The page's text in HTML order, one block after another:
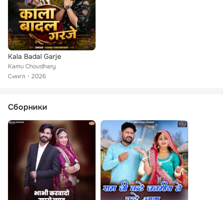
Kala Badal Garje
Kamu Choudhary
Сингл
2026
Сборники